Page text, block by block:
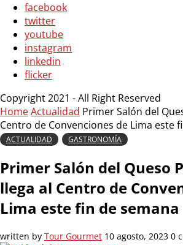
facebook
twitter
youtube
instagram
linkedin
flicker
Copyright 2021 - All Right Reserved
HomeActualidad Primer Salón del
Centro de Convenciones de Lima este
ACTUALIDAD GASTRONOMÍA
Primer Salón del Queso
llega al Centro de
Lima este fin de semana
written by Tour Gourmet 10 agosto, 2023 0